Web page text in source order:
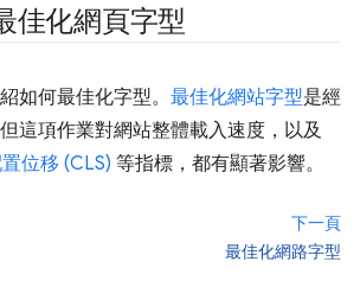
佳化網頁字型
如何最佳化字型。 最佳化網站字型是經
這項作業對網站整體載入速度，以及
位移 (CLS) 等指標，都有顯著影響。
下一頁
最佳化網路字型